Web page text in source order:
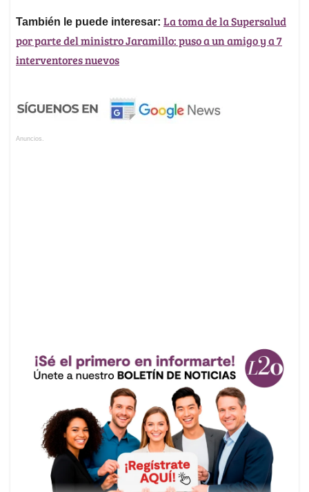
También le puede interesar: La toma de la Supersalud
por parte del ministro Jaramillo: puso a un amigo y a 7
interventores nuevos
Anuncios.